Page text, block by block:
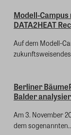
Modell-
DATA2HEAT
Auf dem Modell-
Berliner
Balder
Am 3. November
dem